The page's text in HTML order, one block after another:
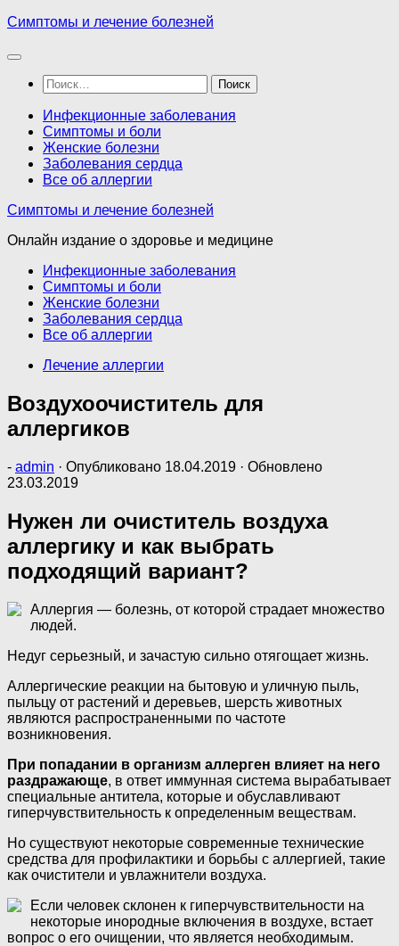
Перейти
содержимому
Симптомы и лечение болезней
Найти:
Инфекционные заболевания
Симптомы и боли
Женские болезни
Заболевания сердца
Все об аллергии
Симптомы и лечение болезней
Онлайн издание о здоровье и медицине
Инфекционные заболевания
Симптомы и боли
Женские болезни
Заболевания сердца
Все об аллергии
Лечение аллергии
Воздухоочиститель для
аллергиков
- admin · Опубликовано 18.04.2019 · Обновлено
23.03.2019
Нужен ли очиститель воздуха
аллергику и как выбрать
подходящий вариант?
Аллергия — болезнь, от которой страдает множество
людей.
Недуг серьезный, и зачастую сильно отягощает жизнь.
Аллергические реакции на бытовую и уличную пыль,
пыльцу от растений и деревьев, шерсть животных
являются распространенными по частоте
возникновения.
При попадании в организм аллерген влияет на него
раздражающе, в ответ иммунная система вырабатывает
специальные антитела, которые и обуславливают
гиперчувствительность к определенным веществам.
Но существуют некоторые современные технические
средства для профилактики и борьбы с аллергией, такие
как очистители и увлажнители воздуха.
Если человек склонен к гиперчувствительности на
некоторые инородные включения в воздухе, встает
вопрос о его очищении, что является необходимым.